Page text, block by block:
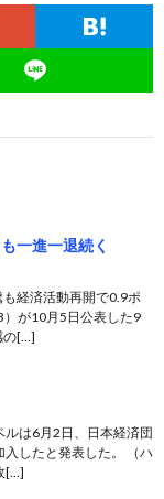
一進一退続く
経済活動再開で0.9ポ
）が10月5日公表した9
の[…]
ルは6月2日、日本経済団
したと発表した。 （ハ
[…]